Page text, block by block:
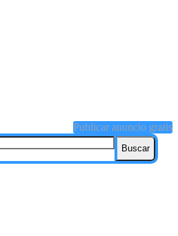
Publicar anuncio gratis
Buscar